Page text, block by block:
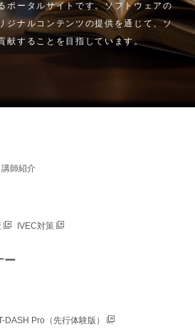
ポータルサイトです。ソフトウェアの
ジナルコンテンツの提供を通じて、ソ
献することを目指しています。
師紹介
IVEC対策
ー
DASH Pro（先行体験版）